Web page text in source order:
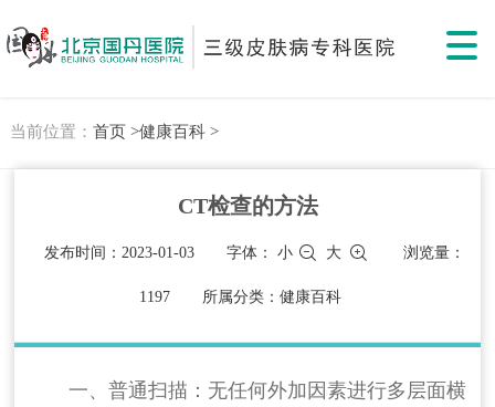
当前位置： 首页 >健康百科 >
CT检查的方法
发布时间：2023-01-03 字体：小 大 浏览量：
1197 所属分类：健康百科
一、普通扫描：无任何外加因素进行多层面横